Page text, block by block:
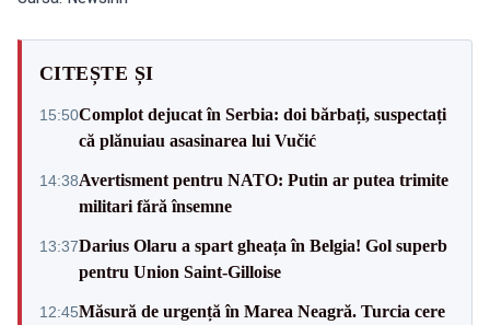
CITEȘTE ȘI
15:50Complot dejucat în Serbia: doi bărbați, suspectați
că plănuiau asasinarea lui Vučić
14:38Avertisment pentru NATO: Putin ar putea trimite
militari fără însemne
13:37Darius Olaru a spart gheața în Belgia! Gol superb
pentru Union Saint-Gilloise
12:45Măsură de urgență în Marea Neagră. Turcia cere